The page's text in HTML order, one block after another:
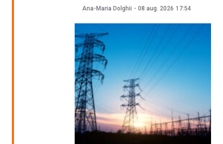
Ana-Maria Dolghii - 08 aug. 2026 17:54